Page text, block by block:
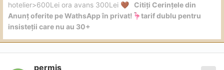
hotelier>600Lei ora avans 300Lei 🤎
Citiți Cerințele din
Anunț oferite pe WathsApp în privat! 🦩tarif dublu pentru
insisteții care nu au 30+
permis